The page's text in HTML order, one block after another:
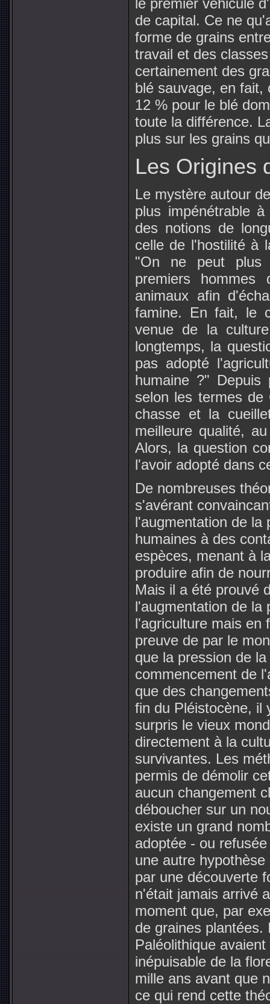
le premier véhicule
de capital. Ce ne
forme de grains
travail et des
certainement des
blé sauvage, en
12 % pour le blé
toute la différence.
plus sur les grains
Les Origines
Le mystère autour
plus impénétrable
des notions de
celle de l'hostilité à
"On ne peut plus
premiers hommes
animaux afin
famine. En fait, le
venue de la
longtemps, la
pas adopté
humaine ?" Depuis
selon les termes
chasse et la
meilleure qualité,
Alors, la question
l'avoir adopté dans
De nombreuses
s'avérant
l'augmentation de la
humaines à des
espèces, menant à
produire afin de
Mais il a été prouvé
l'augmentation de la
l'agriculture mais en
preuve de par le
que la pression de
commencement de
que des
fin du Pléistocène, il
surpris le vieux
directement à la
survivantes. Les
permis de démolir
aucun changement
déboucher sur un
existe un grand
adoptée - ou
une autre
par une découverte
n'était jamais arrivé
moment que, par
de graines plantées.
Paléolithique
inépuisable de la
mille ans avant que
ce qui rend cette